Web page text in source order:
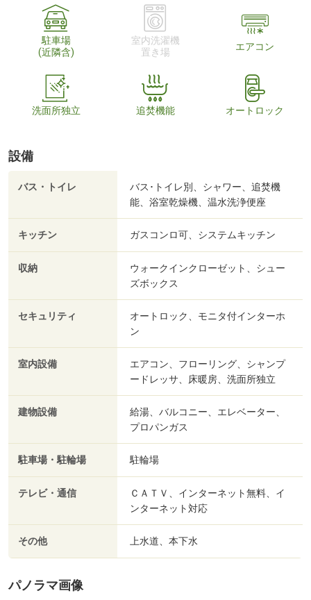
駐車場
(近隣含)
室内洗濯機
置き場
エアコン
洗面所独立 追焚機能 オートロック
設備
バス・トイレ
バス･トイレ別、シャワー、追焚機
能、浴室乾燥機、温水洗浄便座
キッチン ガスコンロ可、システムキッチン
収納
ウォークインクローゼット、シュー
ズボックス
セキュリティ
オートロック、モニタ付インターホ
ン
室内設備
エアコン、フローリング、シャンプ
ードレッサ、床暖房、洗面所独立
建物設備
給湯、バルコニー、エレベーター、
プロパンガス
駐車場・駐輪場 駐輪場
テレビ・通信
ＣＡＴＶ、インターネット無料、イ
ンターネット対応
その他 上水道、本下水
パノラマ画像